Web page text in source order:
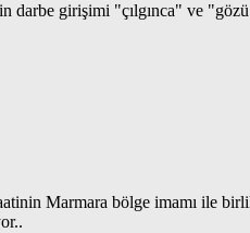
darbe girişimi "çılgınca" ve
Marmara bölge imamı ile